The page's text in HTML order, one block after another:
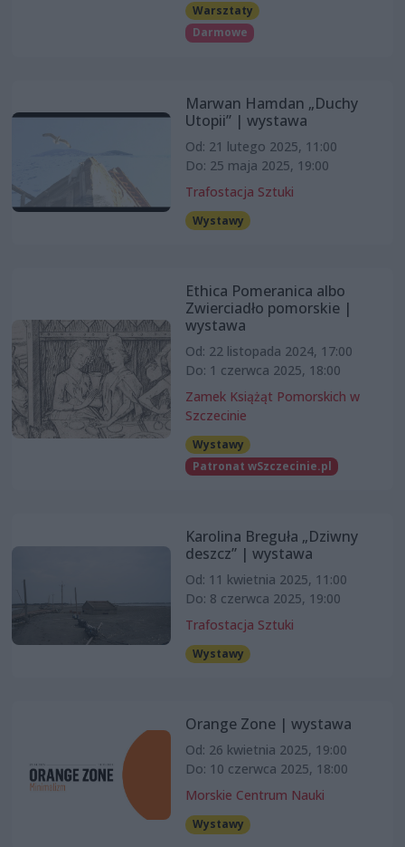
Warsztaty
Darmowe
Marwan Hamdan „Duchy
Utopii” | wystawa
Od: 21 lutego 2025, 11:00
Do: 25 maja 2025, 19:00
Trafostacja Sztuki
Wystawy
Ethica Pomeranica albo
Zwierciadło pomorskie |
wystawa
Od: 22 listopada 2024, 17:00
Do: 1 czerwca 2025, 18:00
Zamek Książąt Pomorskich w
Szczecinie
Wystawy
Patronat wSzczecinie.pl
Karolina Breguła „Dziwny
deszcz” | wystawa
Od: 11 kwietnia 2025, 11:00
Do: 8 czerwca 2025, 19:00
Trafostacja Sztuki
Wystawy
Orange Zone | wystawa
Od: 26 kwietnia 2025, 19:00
Do: 10 czerwca 2025, 18:00
Morskie Centrum Nauki
Wystawy